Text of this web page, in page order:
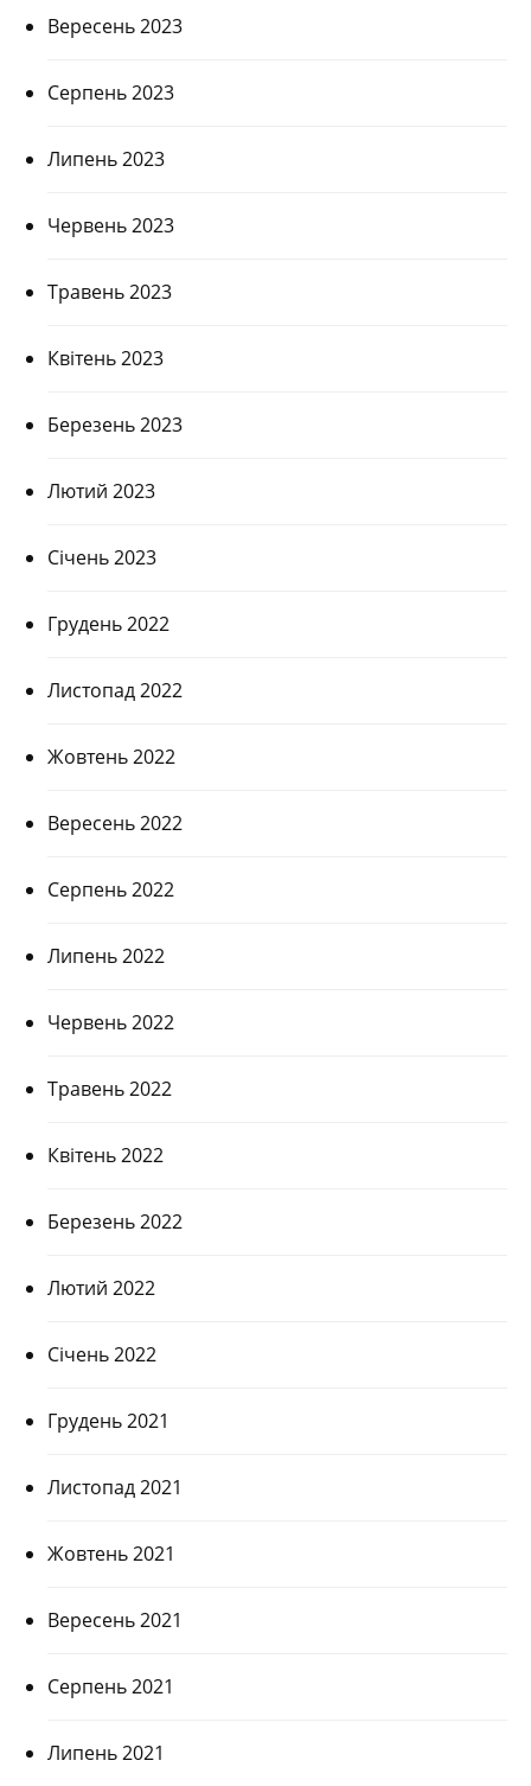
Вересень 2023
Серпень 2023
Липень 2023
Червень 2023
Травень 2023
Квітень 2023
Березень 2023
Лютий 2023
Січень 2023
Грудень 2022
Листопад 2022
Жовтень 2022
Вересень 2022
Серпень 2022
Липень 2022
Червень 2022
Травень 2022
Квітень 2022
Березень 2022
Лютий 2022
Січень 2022
Грудень 2021
Листопад 2021
Жовтень 2021
Вересень 2021
Серпень 2021
Липень 2021